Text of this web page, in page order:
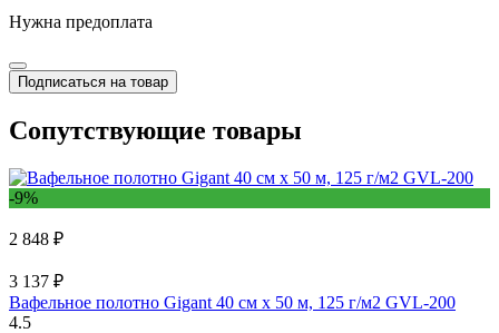
Нужна предоплата
Подписаться на товар
Сопутствующие товары
-9%
2 848 ₽
3 137 ₽
Вафельное полотно Gigant 40 см х 50 м, 125 г/м2 GVL-200
4.5